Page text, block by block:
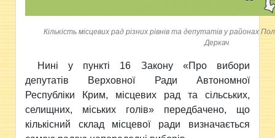
Кількість місцевих рад різних рівнів та депутатів у районах
Деркач
Нині у пункті 16 Закону «Про вибори
депутатів Верховної Ради Автономної
Республіки Крим, місцевих рад та сільських,
селищних, міських голів» передбачено, що
кількісний склад місцевої ради визначається